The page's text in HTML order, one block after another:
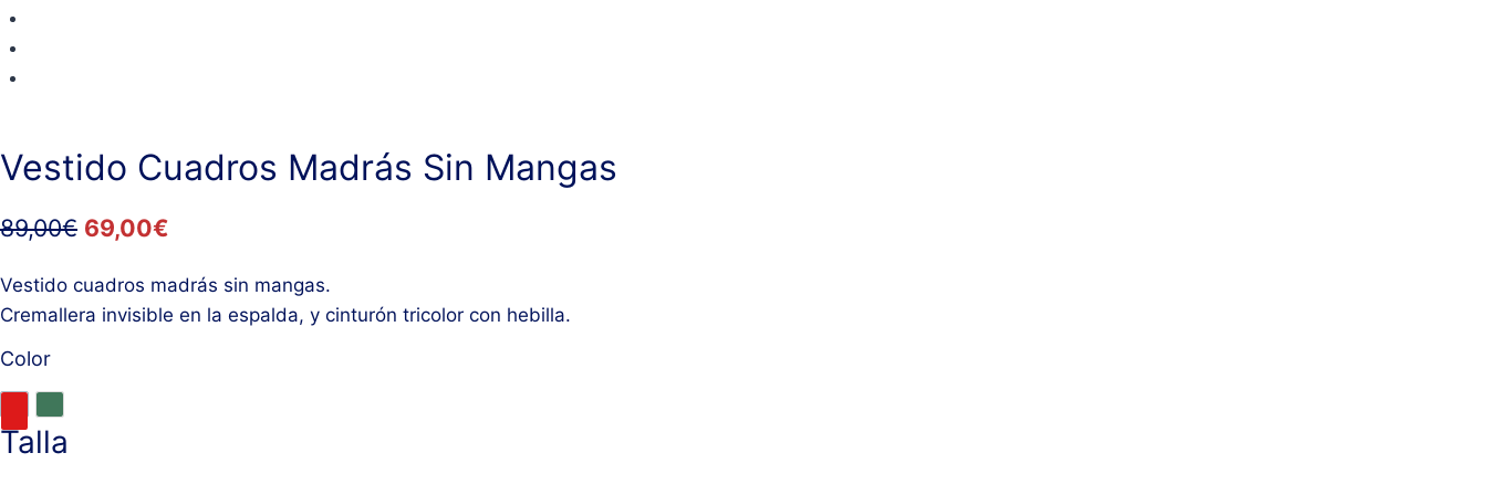
Vestido Cuadros Madrás Sin Mangas
89,00€ 69,00€
Vestido cuadros madrás sin mangas.
Cremallera invisible en la espalda, y cinturón tricolor con hebilla.
Color
Talla